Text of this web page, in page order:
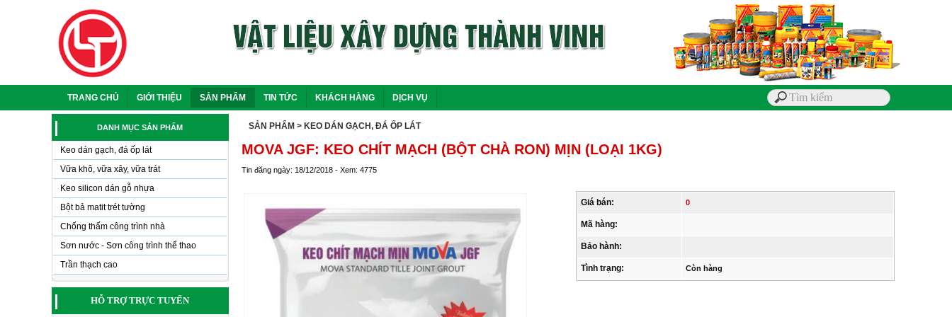
TRANG CHỦ GIỚI THIỆU SẢN PHẨM TIN TỨC KHÁCH HÀNG DỊCH VỤ
DANH MỤC SẢN PHẨM
Keo dán gạch, đá ốp lát
Vữa khô, vữa xây, vữa trát
Keo silicon dán gỗ nhựa
Bột bả matit trét tường
Chống thấm công trình nhà
Sơn nước - Sơn công trình thể thao
Trần thạch cao
HỖ TRỢ TRỰC TUYẾN
SẢN PHẨM > KEO DÁN GẠCH, ĐÁ ỐP LÁT
MOVA JGF: KEO CHÍT MẠCH (BỘT CHÀ RON) MỊN (LOẠI 1KG)
Tin đăng ngày: 18/12/2018 - Xem: 4775
Giá bán: 0
Mã hàng:
Bảo hành:
Tình trạng: Còn hàng